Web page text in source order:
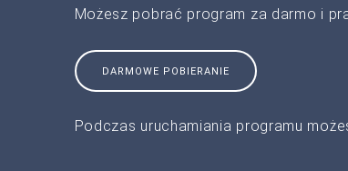
Możesz pobrać program za darmo i
DARMOWE POBIERANIE
Podczas uruchamiania programu